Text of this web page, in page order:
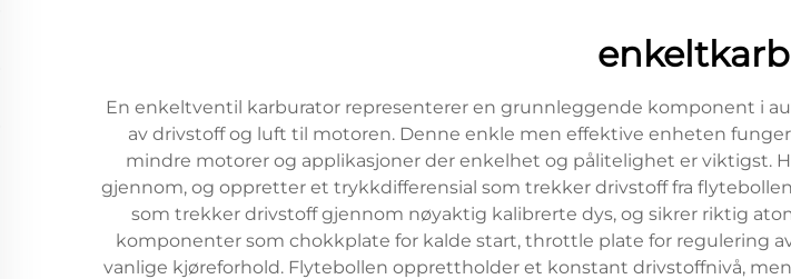
En enkeltventil karburator representerer en grunnleggende komponent i
av drivstoff og luft til motoren. Denne enkle men effektive enheten
mindre motorer og applikasjoner der enkelhet og pålitelighet er
gjennom, og oppretter et trykkdifferensial som trekker drivstoff fra
som trekker drivstoff gjennom nøyaktig kalibrerte dys, og sikrer riktig
komponenter som chokkplate for kalde start, throttle plate for regulering
vanlige kjøreforhold. Flytebollen opprettholder et konstant drivstoffnivå,